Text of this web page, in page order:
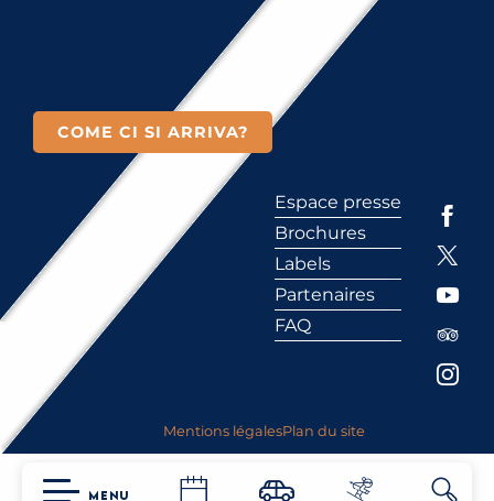
MENU
COME CI SI ARRIVA?
Espace presse
Brochures
Labels
Partenaires
FAQ
Mentions légalesPlan du site